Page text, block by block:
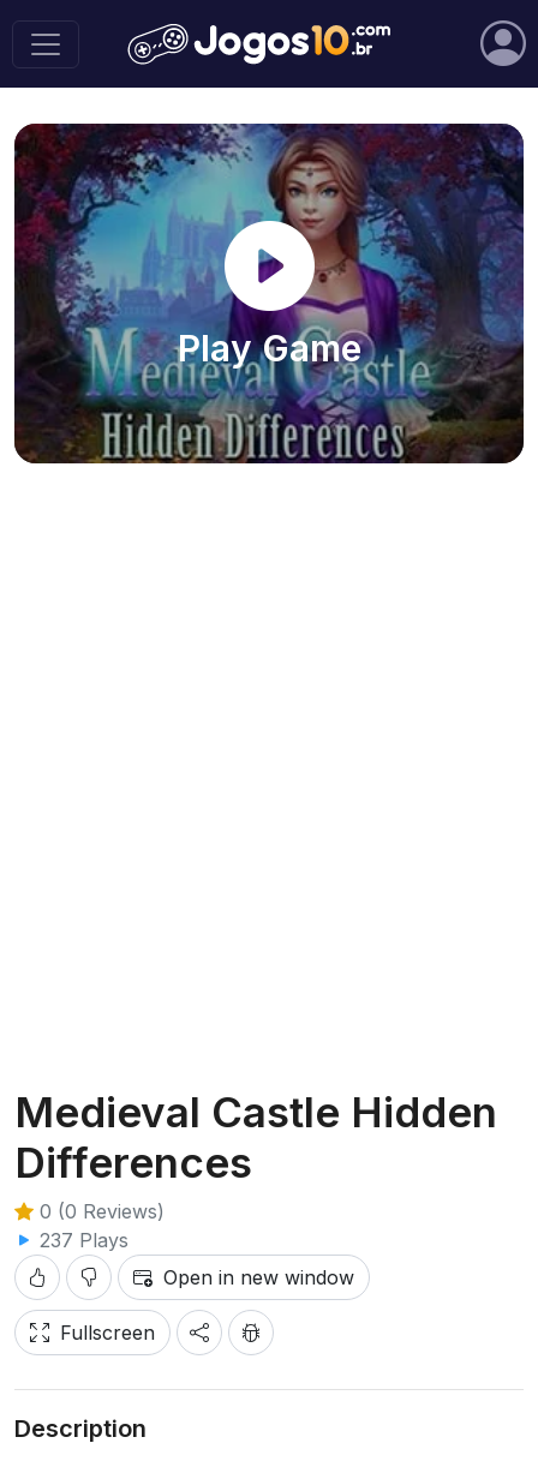
Play Game
Medieval Castle Hidden
Differences
0 (0 Reviews)
237 Plays
Open in new window
Fullscreen
Description